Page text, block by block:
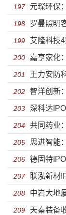
用地及尴尬的
197 元琛环保
吹不动
198 罗曼照明
蹊跷离职或与
199 艾隆科技
士直接到国企
200 嘉亨家化
高不下大客户
201 王力安防
度家族化企业
202 智洋创新
支撑起上市梦
203 深科达
额逾期账款对
204 共同药业
FDA警示盈利
205 思进智能
第一大外协商
206 德固特
期遭员工起诉
207 联泓新材
近30%
208 中岩大地
利益输送
209 天秦装备